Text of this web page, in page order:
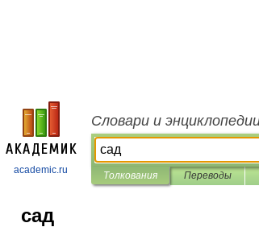
academic.ru
Словари и
Толкования Переводы
сад